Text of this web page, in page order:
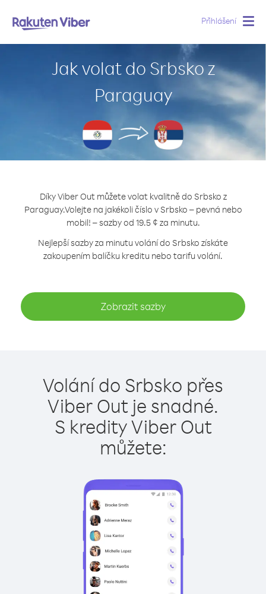
Přihlášení
Jak volat do Srbsko z
Paraguay
Díky Viber Out můžete volat kvalitně do Srbsko z
Paraguay.Volejte na jakékoli číslo v Srbsko – pevná nebo
mobil! – sazby od 19.5 ¢ za minutu.
Nejlepší sazby za minutu volání do Srbsko získáte
zakoupením balíčku kreditu nebo tarifu volání.
Zobrazit sazby
Volání do Srbsko přes
Viber Out je snadné.
S kredity Viber Out
můžete: